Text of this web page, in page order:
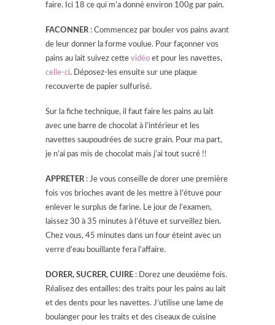
faire. Ici 18 ce qui m’a donné environ 100g par pain.
FACONNER : Commencez par bouler vos pains avant
de leur donner la forme voulue. Pour façonner vos
pains au lait suivez cette vidéo et pour les navettes,
celle-ci. Déposez-les ensuite sur une plaque
recouverte de papier sulfurisé.
Sur la fiche technique, il faut faire les pains au lait
avec une barre de chocolat à l’intérieur et les
navettes saupoudrées de sucre grain. Pour ma part,
je n’ai pas mis de chocolat mais j’ai tout sucré !!
APPRETER : Je vous conseille de dorer une première
fois vos brioches avant de les mettre à l’étuve pour
enlever le surplus de farine. Le jour de l’examen,
laissez 30 à 35 minutes à l’étuve et surveillez bien.
Chez vous, 45 minutes dans un four éteint avec un
verre d’eau bouillante fera l’affaire.
DORER, SUCRER, CUIRE : Dorez une deuxième fois.
Réalisez des entailles: des traits pour les pains au lait
et des dents pour les navettes. J’utilise une lame de
boulanger pour les traits et des ciseaux de cuisine